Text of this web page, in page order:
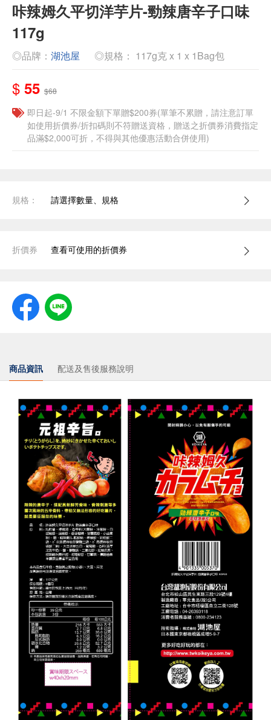
咔辣姆久平切洋芋片-勁辣唐辛子口味
117g
◎品牌： 湖池屋 ◎規格： 117g克 x 1 x 1Bag包
$ 55 $68
即日起-9/1 不限金額下單贈$200券(單筆不累贈，請注意訂單
如使用折價券/折扣碼則不符贈送資格，贈送之折價券消費指定
品滿$2,000可折，不得與其他優惠活動合併使用)
規格： 請選擇數量、規格
折價券 查看可使用的折價券
商品資訊 配送及售後服務說明